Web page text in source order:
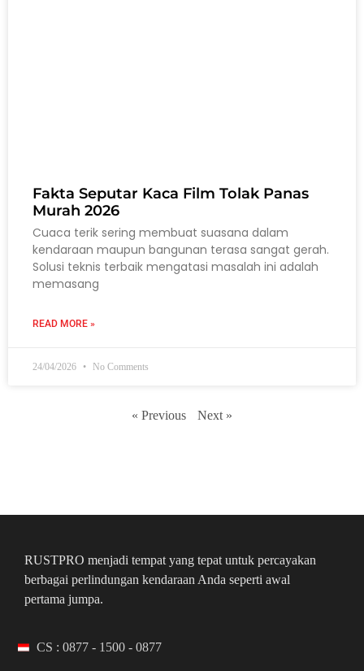
Fakta Seputar Kaca Film Tolak Panas
Murah 2026
Cuaca terik sering membuat suasana dalam
kendaraan maupun bangunan terasa sangat gerah.
Solusi teknis terbaik mengatasi masalah ini adalah
memasang
READ MORE »
24/04/2026 No Comments
« Previous Next »
RUSTPRO menjadi tempat yang tepat untuk percayakan
berbagai perlindungan kendaraan Anda seperti awal
pertama jumpa.
CS : 0877 - 1500 - 0877